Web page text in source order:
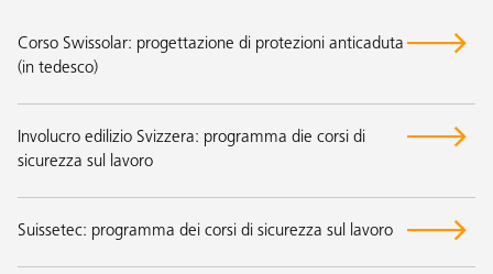
Corso Swissolar: progettazione di protezioni anticaduta
(in tedesco)
Involucro edilizio Svizzera: programma die corsi di
sicurezza sul lavoro
Suissetec: programma dei corsi di sicurezza sul lavoro